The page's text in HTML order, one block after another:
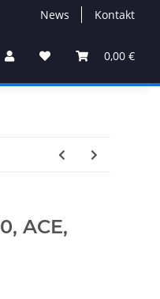
News Kontakt
0,00 €
Hersteller
ACE,